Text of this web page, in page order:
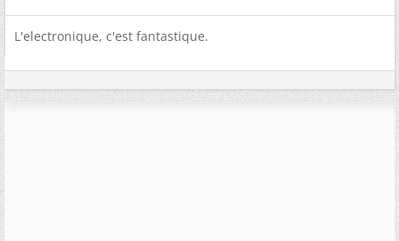
L'electronique, c'est fantastique.